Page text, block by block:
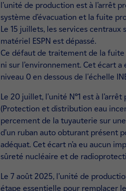
l’unité de production est à l’arrêt
système d’évacuation et la fuite
Le 15 juillets, les services
matériel ESPN est dépassé.
Ce défaut de traitement de la fuite
ni sur l’environnement. Cet écart
niveau 0 en dessous de l'échelle
Le 20 juillet, l’unité N°1 est à
(Protection et distribution eau
percement de la tuyauterie sur
d’un ruban auto obturant présent
adéquat. Cet écart n’a eu aucun
sûreté nucléaire et de
Le 7 août 2025, l’unité de
étape essentielle pour remplacer